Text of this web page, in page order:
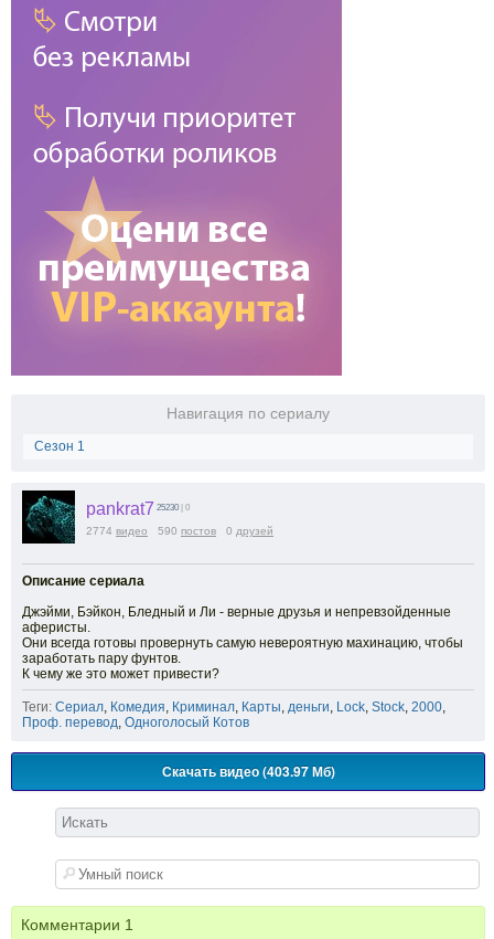
Навигация по сериалу
Сезон 1
pankrat7 25230 | 0
2774 видео 590 постов 0 друзей
Описание сериала
Джэйми, Бэйкон, Бледный и Ли - верные друзья и непревзойденные
аферисты.
Они всегда готовы провернуть самую невероятную махинацию, чтобы
заработать пару фунтов.
К чему же это может привести?
Теги: Сериал, Комедия, Криминал, Карты, деньги, Lock, Stock, 2000,
Проф. перевод, Одноголосый Котов
Скачать видео (403.97 Мб)
Комментарии 1